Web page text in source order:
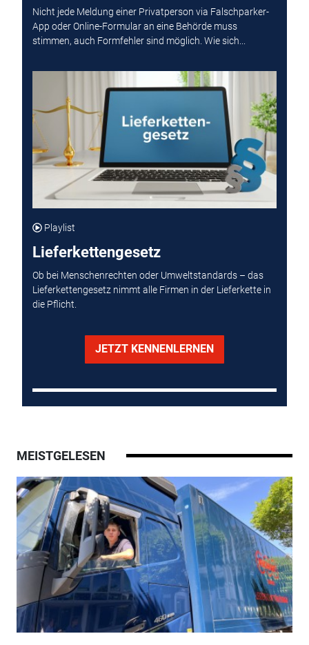
Nicht jede Meldung einer Privatperson via Falschparker-
App oder Online-Formular an eine Behörde muss
stimmen, auch Formfehler sind möglich. Wie sich...
Playlist
Lieferkettengesetz
Ob bei Menschenrechten oder Umweltstandards – das
Lieferkettengesetz nimmt alle Firmen in der Lieferkette in
die Pflicht.
JETZT KENNENLERNEN
MEISTGELESEN